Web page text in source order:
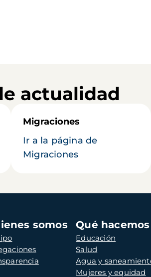
actualidad
Migraciones
Ir a la página de
Migraciones
somos Qué hacemos
Educación
Salud
Agua y
Mujeres y equidad